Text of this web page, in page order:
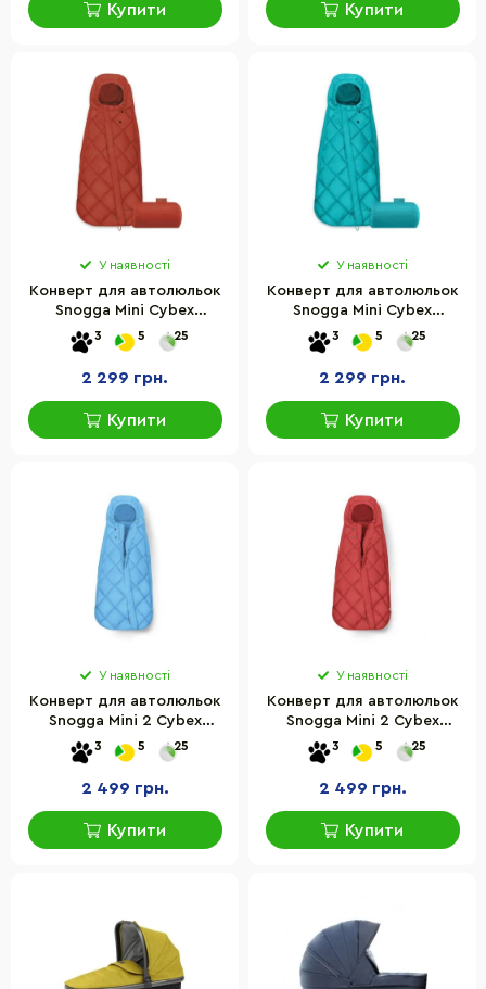
Купити Купити
У наявності
Конверт для автолюльок
Snogga Mini Cybex
521000869 Autumn Gold
3 5 25
2 299 грн.
Купити
У наявності
Конверт для автолюльок
Snogga Mini Cybex
521000889 River Blue
3 5 25
2 299 грн.
Купити
У наявності
Конверт для автолюльок
Snogga Mini 2 Cybex
522002905 Beach Blue
3 5 25
2 499 грн.
Купити
У наявності
Конверт для автолюльок
Snogga Mini 2 Cybex
522002903 Hibiscus Red
3 5 25
2 499 грн.
Купити